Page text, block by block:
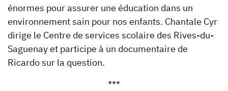
énormes pour assurer une éducation dans un
environnement sain pour nos enfants. Chantale Cyr
dirige le Centre de services scolaire des Rives-du-
Saguenay et participe à un documentaire de
Ricardo sur la question.
***